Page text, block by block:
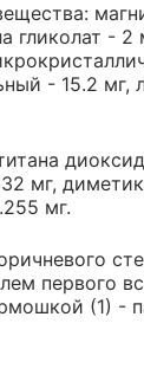
гликолат - 2
- 15.2 мг,
мг,
мг.
первого
(1) -